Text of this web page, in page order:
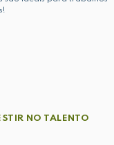
NO TALENTO